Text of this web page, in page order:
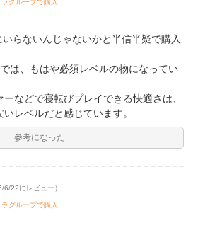
らないんじゃないかと半信半疑で購入
は、もはや必須レベルの物になってい
などで寝転びプレイできる快適さは、
レベルだと感じています。
参考になった
6/22にレビュー）
ラグループで購入